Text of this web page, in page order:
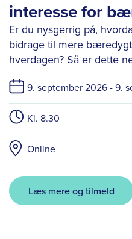
interesse for
Er du nysgerrig på,
bidrage til mere
hverdagen? Så er dette
9. september 2026 -9.
Kl. 8.30
Online
Læs mere og tilmeld